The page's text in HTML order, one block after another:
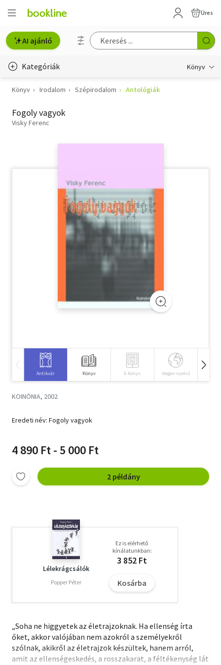
Üres
AI ajánló
Kategóriák Könyv
Életmód, egészség
Erotika
Szótár, nyelvkönyv
Természettudomány
Könyv Irodalom Szépirodalom Antológiák
Fogoly vagyok
Visky Ferenc
Antikvár Könyv E-könyv Idegen nyelvű
KOINÓNIA, 2002
Eredeti név: Fogoly vagyok
4 890 Ft - 5 000 Ft
2 példány
Lélekrágcsálók
Popper Péter
Ez is elérhető
kínálatunkban:
3 852 Ft
Kosárba
„Soha ne higgyetek az életrajzoknak. Ha ellenség írta
őket, akkor valójában nem azokról a személyekről
szólnak, akikről az életrajzok készültek, hanem arról,
amit az ellenségeskedés, a rosszakarat, a féltékenység lát